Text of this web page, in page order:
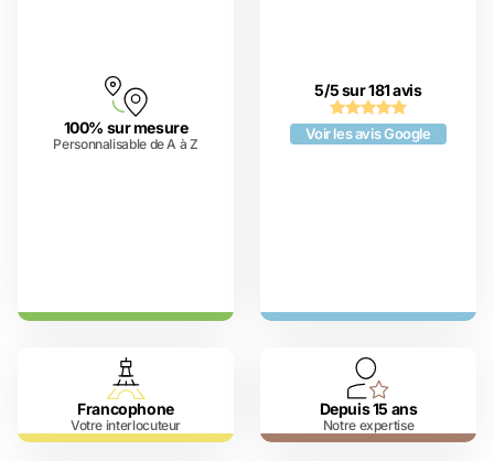
100% sur mesure
Personnalisable de A à Z
5/5 sur 181 avis
Voir les avis Google
Francophone
Votre interlocuteur
Depuis 15 ans
Notre expertise